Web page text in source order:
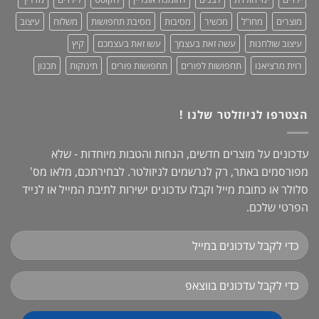
מוצרים
מחו"ל מכשיר מסיבות מסיבת תחפושות משלוח
עיצוב
עיצוב שולחנות
עשה זאת בעצמך עשו זאת בעצמכם
קיץ
רוית מרציאנו
תחפושות לפורים תחפושות פורים תינוקות תכנון
הצטרפו לניוזלטר שלנו !
עדכונים על מוצרים חדשים, הנחות והטבות מיוחדות - שלא
מפורסמים באתר, רק לנרשמים לניזולטר. לבחירתכם, מלאו מס'
סלולר או כתובת מייל וקבלו עדכונים ישירות לתיבת המייל או לנייד
הפרטי שלכם.